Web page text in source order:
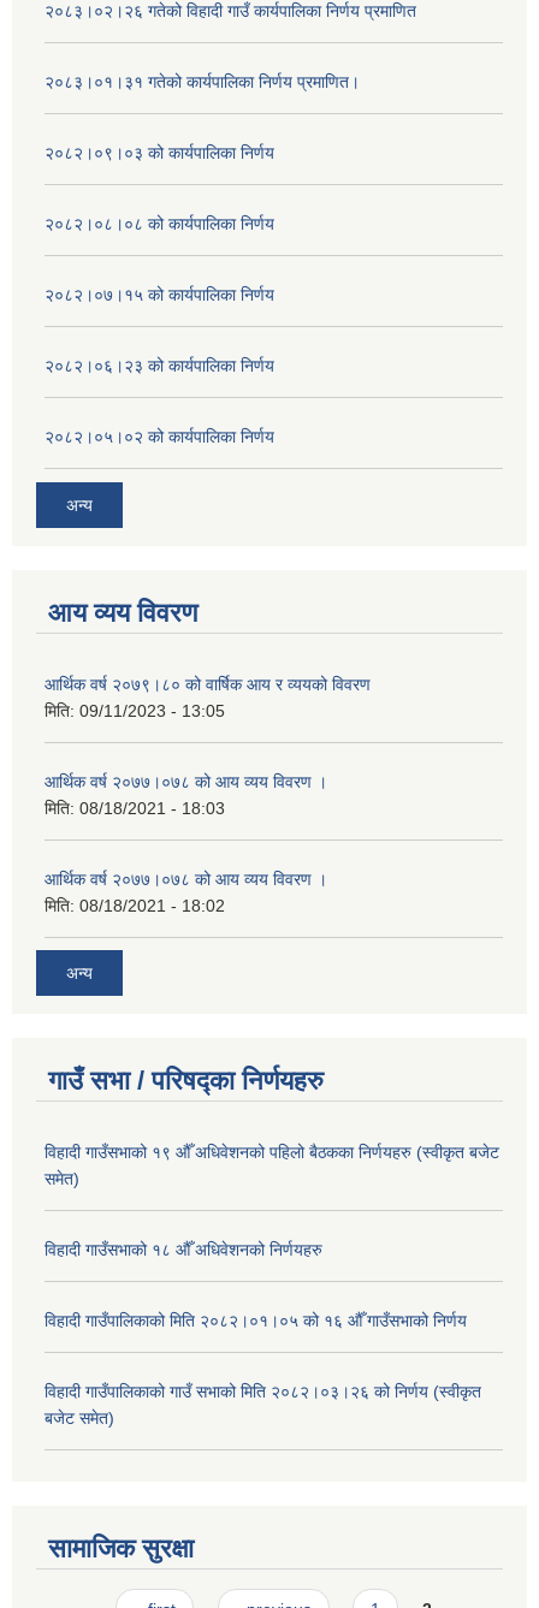
२०८३।०२।२६ गतेको विहादी गाउँ कार्यपालिका निर्णय प्रमाणित
२०८३।०१।३१ गतेको कार्यपालिका निर्णय प्रमाणित।
२०८२।०९।०३ को कार्यपालिका निर्णय
२०८२।०८।०८ को कार्यपालिका निर्णय
२०८२।०७।१५ को कार्यपालिका निर्णय
२०८२।०६।२३ को कार्यपालिका निर्णय
२०८२।०५।०२ को कार्यपालिका निर्णय
अन्य
आय व्यय विवरण
आर्थिक वर्ष २०७९।८० को वार्षिक आय र व्ययको विवरण
मिति: 09/11/2023 - 13:05
आर्थिक वर्ष २०७७।०७८ को आय व्यय विवरण ।
मिति: 08/18/2021 - 18:03
आर्थिक वर्ष २०७७।०७८ को आय व्यय विवरण ।
मिति: 08/18/2021 - 18:02
अन्य
गाउँ सभा / परिषद्का निर्णयहरु
विहादी गाउँसभाको १९ औँ अधिवेशनको पहिलो बैठकका निर्णयहरु (स्वीकृत बजेट
समेत)
विहादी गाउँसभाको १८ औँ अधिवेशनको निर्णयहरु
विहादी गाउँपालिकाको मिति २०८२।०१।०५ को १६ औँ गाउँसभाको निर्णय
विहादी गाउँपालिकाको गाउँ सभाको मिति २०८२।०३।२६ को निर्णय (स्वीकृत
बजेट समेत)
सामाजिक सुरक्षा